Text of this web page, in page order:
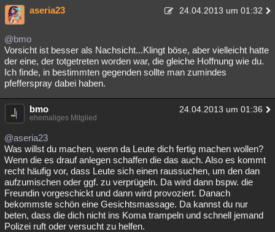
aseria23 24.04.2013 um 01:32
@bmo
Vorsicht ist besser als Nachsicht...Klingt böse, aber vielleicht hatte
der eine, der totgetreten worden war, die gleiche Hoffnung wie du.
Ich finde, in bestimmten gegenden sollte man zumindes
pfefferspray dabei haben.
bmo 24.04.2013 um 01:36
ehemaliges Mitglied
@aseria23
Was willst du machen, wenn da Leute dich fertig machen wollen?
Wenn die es drauf anlegen schaffen die das auch. Also es kommt
recht häufig vor, dass Leute sich einen raussuchen, um den dan
aufzumischen oder ggf. zu verprügeln. Da wird dann bspw. die
Freundin vorgeschickt und dann wird provoziert. Danach
bekommste schön eine Gesichtsmassage. Da kannst du nur
beten, dass die dich nicht ins Koma trampeln und schnell jemand
Polizei ruft oder versucht zu helfen.